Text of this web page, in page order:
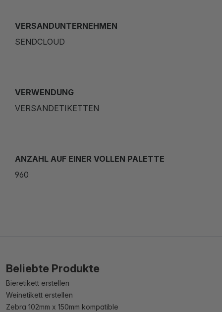
VERSANDUNTERNEHMEN
SENDCLOUD
VERWENDUNG
VERSANDETIKETTEN
ANZAHL AUF EINER VOLLEN PALETTE
960
Beliebte Produkte
Bieretikett erstellen
Weinetikett erstellen
Zebra 102mm x 150mm kompatible